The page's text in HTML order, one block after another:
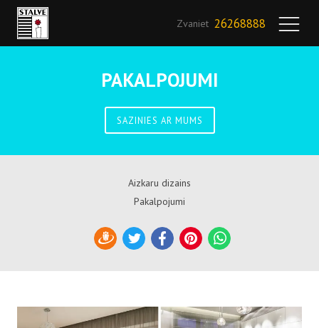
Zvaniet 26268888
PAKALPOJUMI
SAZINIES AR MUMS
Aizkaru dizains
Pakalpojumi
DraugiemTwitterFacebookPinterestWhatsApp